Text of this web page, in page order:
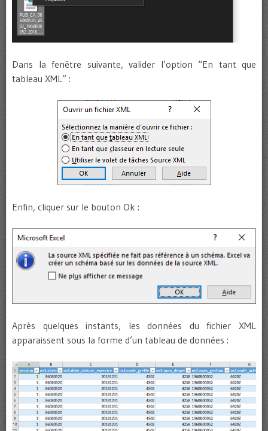
Dans la fenêtre suivante, valider l’option “En tant que
tableau XML” :
Enfin, cliquer sur le bouton Ok :
Après quelques instants, les données du fichier XML
apparaissent sous la forme d’un tableau de données :